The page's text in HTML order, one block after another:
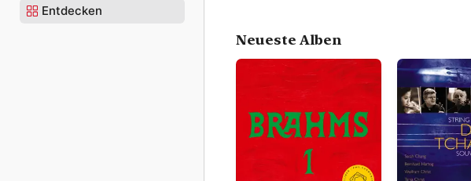
Entdecken
Neueste Alben